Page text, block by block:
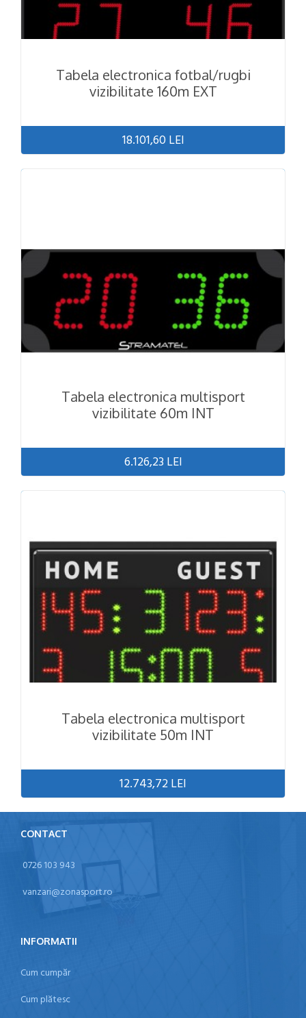
Tabela electronica fotbal/rugbi
vizibilitate 160m EXT
18.101,60 LEI
Tabela electronica multisport
vizibilitate 60m INT
6.126,23 LEI
Tabela electronica multisport
vizibilitate 50m INT
12.743,72 LEI
CONTACT
0726 103 943
vanzari@zonasport.ro
INFORMATII
Cum cumpăr
Cum plătesc